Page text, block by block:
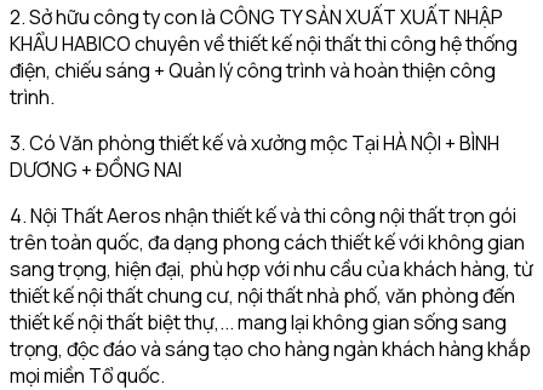
2. Sở hữu công ty con là CÔNG TY SẢN XUẤT XUẤT NHẬP
KHẨU HABICO chuyên về thiết kế nội thất thi công hệ thống
điện, chiếu sáng + Quản lý công trình và hoàn thiện công
trình.
3. Có Văn phòng thiết kế và xưởng mộc Tại HÀ NỘI + BÌNH
DƯƠNG + ĐỒNG NAI
4. Nội Thất Aeros nhận thiết kế và thi công nội thất trọn gói
trên toàn quốc, đa dạng phong cách thiết kế với không gian
sang trọng, hiện đại, phù hợp với nhu cầu của khách hàng, từ
thiết kế nội thất chung cư, nội thất nhà phố, văn phòng đến
thiết kế nội thất biệt thự,... mang lại không gian sống sang
trọng, độc đáo và sáng tạo cho hàng ngàn khách hàng khắp
mọi miền Tổ quốc.